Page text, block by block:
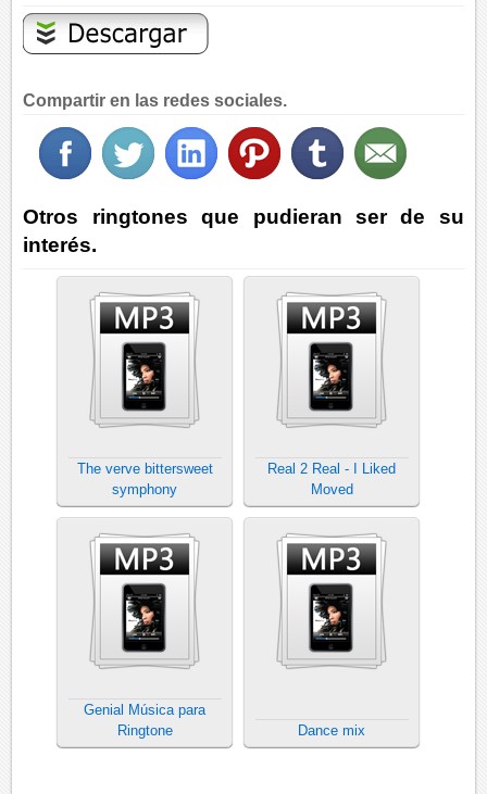
Compartir en las redes sociales.
Otros ringtones que pudieran ser de su
interés.
The verve bittersweet
symphony
Real 2 Real - I Liked
Moved
Genial Música para
Ringtone
Dance mix